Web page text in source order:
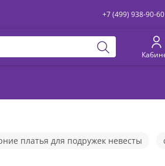
+7 (499) 938-90-60
платья для подружек невесты